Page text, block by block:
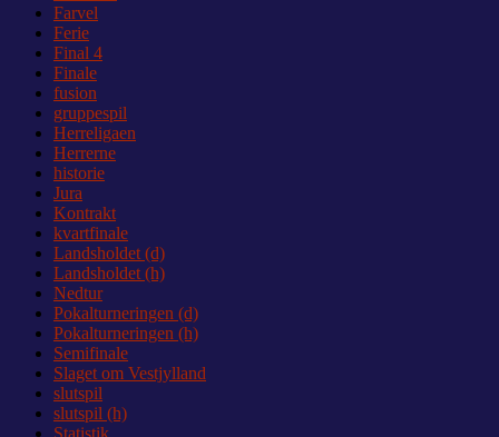
Farvel
Ferie
Final 4
Finale
fusion
gruppespil
Herreligaen
Herrerne
historie
Jura
Kontrakt
kvartfinale
Landsholdet (d)
Landsholdet (h)
Nedtur
Pokalturneringen (d)
Pokalturneringen (h)
Semifinale
Slaget om Vestjylland
slutspil
slutspil (h)
Statistik